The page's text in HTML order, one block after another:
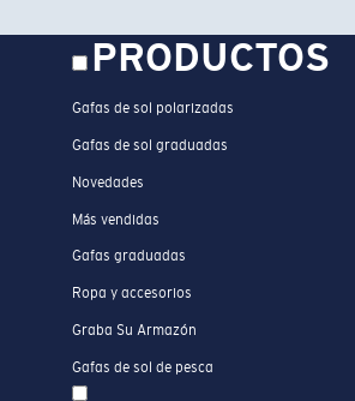
PRODUCTOS
Gafas de sol polarizadas
Gafas de sol graduadas
Novedades
Más vendidas
Gafas graduadas
Ropa y accesorios
Graba Su Armazón
Gafas de sol de pesca